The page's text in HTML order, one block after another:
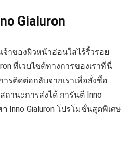
Gialuron
าของผิวหน้าอ่อนใสไร้ริ้วรอย
ที่เวบไซต์ทางการของเราที่นี่
รติดต่อกลับจากเราเพื่อสั่งซื้อ
ถานะการส่งได้ การันตี Inno
า Inno Gialuron โปรโมชั่นสุดพิเศษ